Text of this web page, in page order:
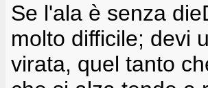
Se l'ala è senza
molto difficile; devi
virata, quel tanto